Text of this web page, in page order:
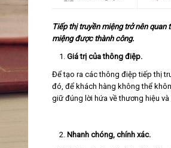
Tiếp thị truyền miệng trở nên
miệng được thành công.
Giá trị của thông điệp.
Để tạo ra các thông điệp tiếp thị
đó, để khách hàng không thể
giữ đúng lời hứa về thương hiệu
Nhanh chóng, chính xác.